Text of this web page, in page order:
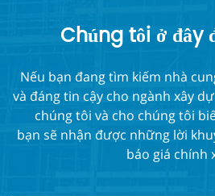
Chúng tôi ở đây
Nếu bạn đang tìm kiếm nhà
và đáng tin cậy cho ngành xây
chúng tôi và cho chúng tôi
bạn sẽ nhận được những lời
báo giá chính